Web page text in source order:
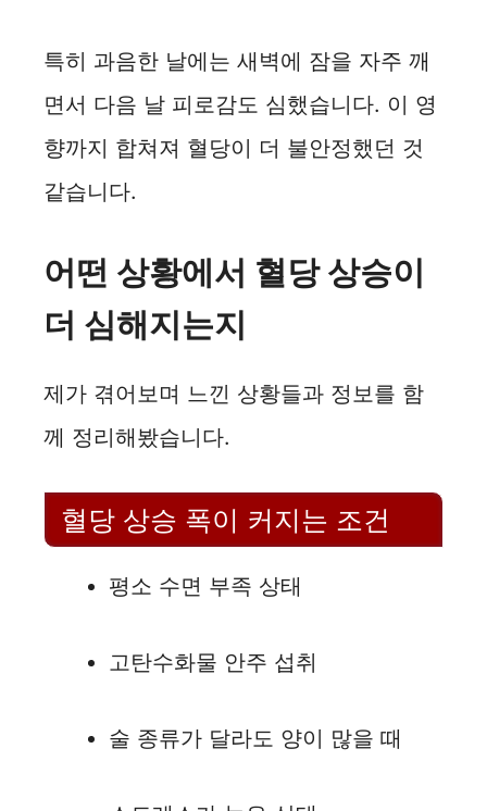
특히 과음한 날에는 새벽에 잠을 자주 깨
면서 다음 날 피로감도 심했습니다. 이 영
향까지 합쳐져 혈당이 더 불안정했던 것
같습니다.
어떤 상황에서 혈당 상승이
더 심해지는지
제가 겪어보며 느낀 상황들과 정보를 함
께 정리해봤습니다.
혈당 상승 폭이 커지는 조건
평소 수면 부족 상태
고탄수화물 안주 섭취
술 종류가 달라도 양이 많을 때